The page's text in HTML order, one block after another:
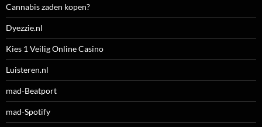
Cannabis zaden kopen?
Dyezzie.nl
Kies 1 Veilig Online Casino
Luisteren.nl
mad-Beatport
mad-Spotify